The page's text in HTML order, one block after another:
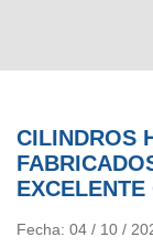
CILINDROS
Fecha: 04 / 10 /